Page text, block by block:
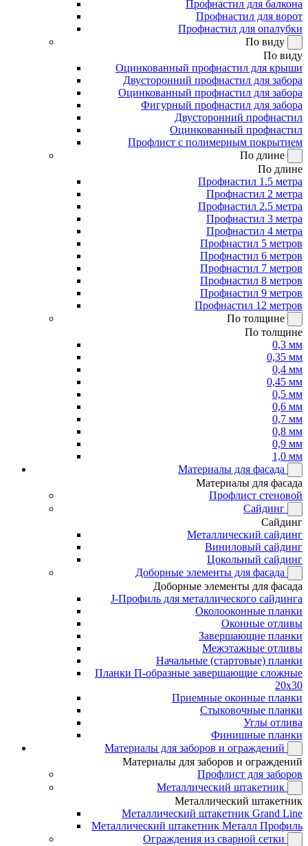
Профнастил для балкона
Профнастил для ворот
Профнастил для опалубки
По виду
По виду
Оцинкованный профнастил для крыши
Двусторонний профнастил для забора
Оцинкованный профнастил для забора
Фигурный профнастил для забора
Двусторонний профнастил
Оцинкованный профнастил
Профлист с полимерным покрытием
По длине
По длине
Профнастил 1.5 метра
Профнастил 2 метра
Профнастил 2.5 метра
Профнастил 3 метра
Профнастил 4 метра
Профнастил 5 метров
Профнастил 6 метров
Профнастил 7 метров
Профнастил 8 метров
Профнастил 9 метров
Профнастил 12 метров
По толщине
По толщине
0,3 мм
0,35 мм
0,4 мм
0,45 мм
0,5 мм
0,6 мм
0,7 мм
0,8 мм
0,9 мм
1,0 мм
Материалы для фасада
Материалы для фасада
Профлист стеновой
Сайдинг
Сайдинг
Металлический сайдинг
Виниловый сайдинг
Цокольный сайдинг
Доборные элементы для фасада
Доборные элементы для фасада
J-Профиль для металлического сайдинга
Околооконные планки
Оконные отливы
Завершающие планки
Межэтажные отливы
Начальные (стартовые) планки
Планки П-образные завершающие сложные
20x30
Приемные оконные планки
Стыковочные планки
Углы отлива
Финишные планки
Материалы для заборов и ограждений
Материалы для заборов и ограждений
Профлист для заборов
Металлический штакетник
Металлический штакетник
Металлический штакетник Grand Line
Металлический штакетник Металл Профиль
Ограждения из сварной сетки